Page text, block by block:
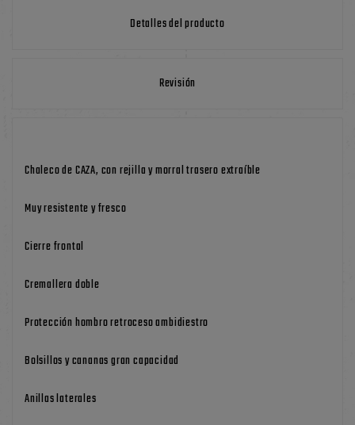
Detalles del producto
Revisión
Chaleco de CAZA, con rejilla y morral trasero extraíble
Muy resistente y fresco
Cierre frontal
Cremallera doble
Protección hombro retroceso ambidiestro
Bolsillos y cananas gran capacidad
Anillas laterales